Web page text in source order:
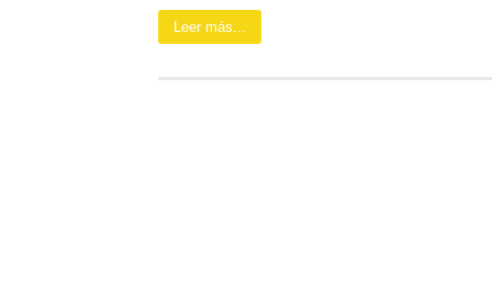
Leer más...